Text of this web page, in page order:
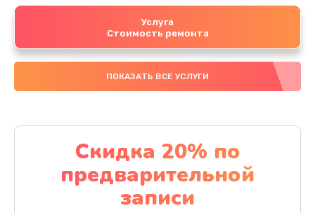
Услуга
Стоимость ремонта
ПОКАЗАТЬ ВСЕ УСЛУГИ
Скидка 20% по
предварительной
записи